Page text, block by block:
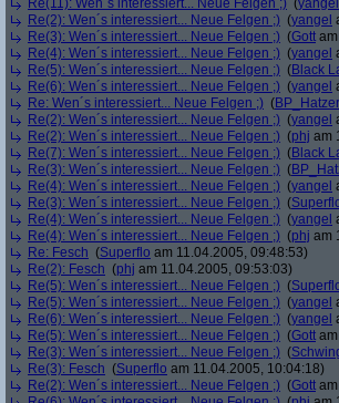
Re(11): Wen´s interessiert... Neue Felgen ;) (yangel
Re(2): Wen´s interessiert... Neue Felgen ;) (yangel
Re(3): Wen´s interessiert... Neue Felgen ;) (Gott
Re(4): Wen´s interessiert... Neue Felgen ;) (yangel
Re(5): Wen´s interessiert... Neue Felgen ;) (Black
Re(6): Wen´s interessiert... Neue Felgen ;) (yangel
Re: Wen´s interessiert... Neue Felgen ;) (
Re(2): Wen´s interessiert... Neue Felgen ;) (yangel
Re(2): Wen´s interessiert... Neue Felgen ;) (phj am
Re(7): Wen´s interessiert... Neue Felgen ;) (Black
Re(3): Wen´s interessiert... Neue Felgen ;) (
Re(4): Wen´s interessiert... Neue Felgen ;) (yangel
Re(3): Wen´s interessiert... Neue Felgen ;) (
Re(4): Wen´s interessiert... Neue Felgen ;) (yangel
Re(4): Wen´s interessiert... Neue Felgen ;) (phj am
Re: Fesch (Superflo am 11.04.2005, 09:48:53)
Re(2): Fesch (phj am 11.04.2005, 09:53:03)
Re(5): Wen´s interessiert... Neue Felgen ;) (
Re(5): Wen´s interessiert... Neue Felgen ;) (yangel
Re(6): Wen´s interessiert... Neue Felgen ;) (yangel
Re(5): Wen´s interessiert... Neue Felgen ;) (Gott
Re(3): Wen´s interessiert... Neue Felgen ;) (
Re(3): Fesch (Superflo am 11.04.2005, 10:04:18)
Re(2): Wen´s interessiert... Neue Felgen ;) (Gott